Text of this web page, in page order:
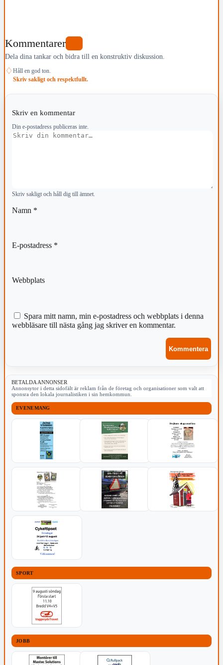
Kommentarer
Dela dina tankar och bidra till en konstruktiv diskussion.
♢ Håll en god ton.
Skriv sakligt och respektfullt.
Skriv en kommentar
Din e-postadress publiceras inte.
Kommentar
Skriv sakligt och håll dig till ämnet.
Namn *
E-postadress *
Webbplats
Spara mitt namn, min e-postadress och webbplats i denna
webbläsare till nästa gång jag skriver en kommentar.
BETALDA ANNONSER
Annonsytor i detta sidofält är reklam från de företag och organisationer som valt att
sponsra den lokala journalistiken i sin hemkommun.
EVENEMANG
SPORT
JOBB